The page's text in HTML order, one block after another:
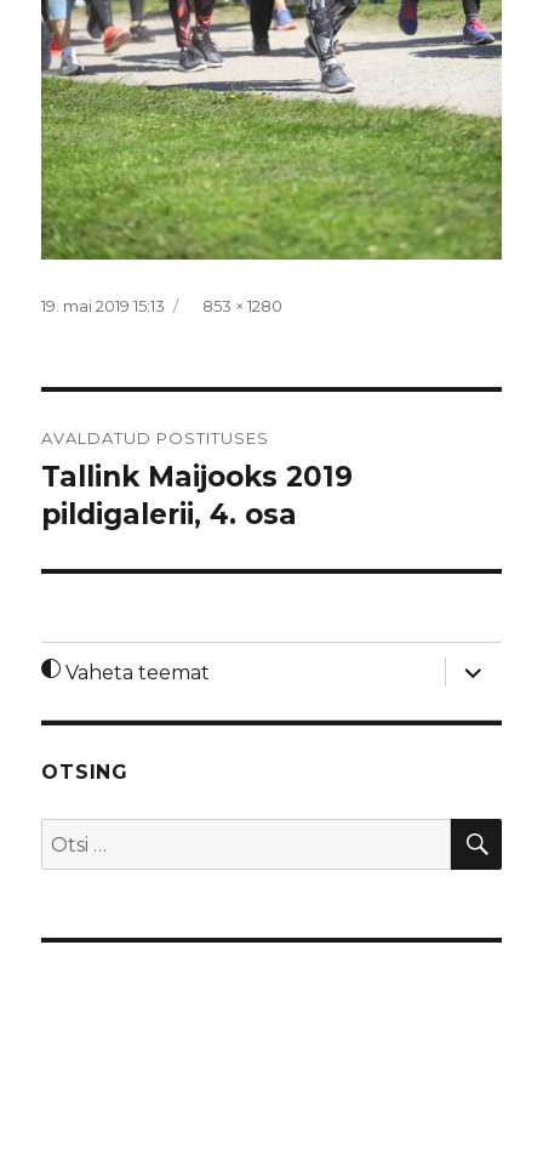
Postitatud
19. mai 2019 15:13 Täissuurus
853 × 1280
AVALDATUD POSTITUSES
Tallink Maijooks 2019
pildigalerii, 4. osa
Vaheta teemat
laienda
OTSING
Otsi: